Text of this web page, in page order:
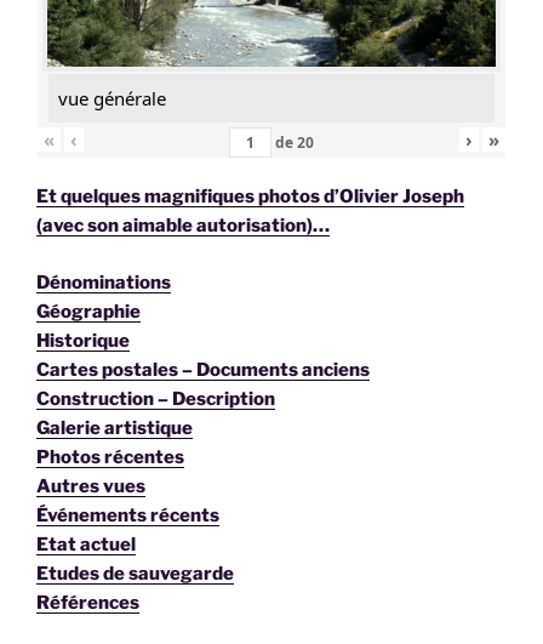
vue générale
«
‹ de20 › »
Et quelques magnifiques photos d’Olivier Joseph
(avec son aimable autorisation)…
Dénominations
Géographie
Historique
Cartes postales – Documents anciens
Construction – Description
Galerie artistique
Photos récentes
Autres vues
Événements récents
Etat actuel
Etudes de sauvegarde
Références